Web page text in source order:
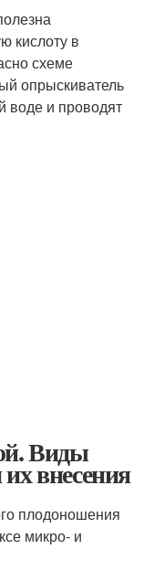
кислоту в
схеме
опрыскиватель
воде и проводят
Виды
внесения
плодоношения
микро- и